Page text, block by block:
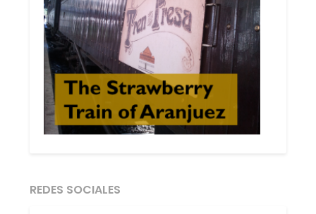
REDES SOCIALES